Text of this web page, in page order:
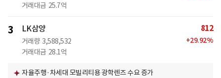
거래대금 25.7억
3 LK삼양
거래량 3,588,532
거래대금 28.1억
812
+29.92%
자율주행·차세대 모빌리티용 광학렌즈 수요 증가